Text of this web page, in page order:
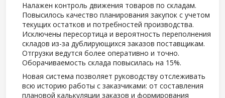
Налажен контроль движения товаров по складам.
Повысилось качество планирования закупок с учетом
текущих остатков и потребностей производства.
Исключены пересортица и вероятность переполнения
складов из-за дублирующихся заказов поставщикам.
Отгрузки ведутся более оперативно и точно.
Оборачиваемость склада повысилась на 15%.
Новая система позволяет руководству отслеживать
всю историю работы с заказчиками: от составления
плановой калькуляции заказов и формирования